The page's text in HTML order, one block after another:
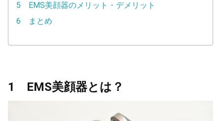
5 EMS美顔器のメリット・デメリット
6 まとめ
1 EMS美顔器とは？